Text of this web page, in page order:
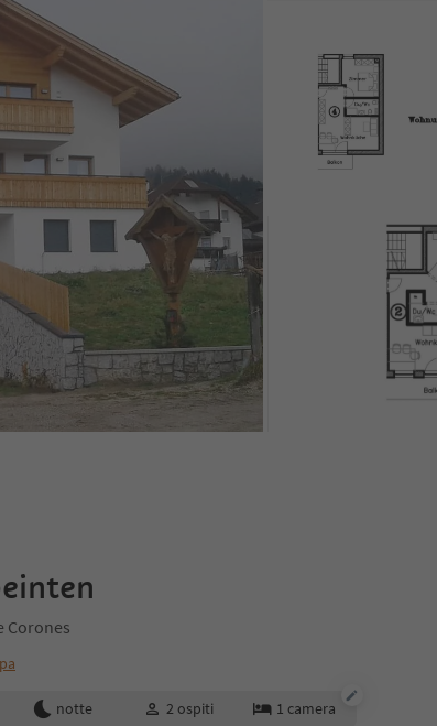
Corones
notte 2 ospiti 1 camera